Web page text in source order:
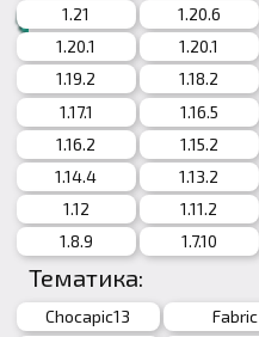
1.21
1.20.6
1.20.1
1.20.1
1.19.2
1.18.2
1.17.1
1.16.5
1.16.2
1.15.2
1.14.4
1.13.2
1.12
1.11.2
1.8.9
1.7.10
Тематика:
Chocapic13 Fabric